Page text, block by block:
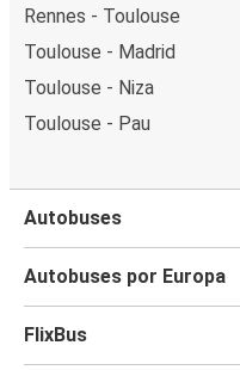
Rennes - Toulouse
Toulouse - Madrid
Toulouse - Niza
Toulouse - Pau
Autobuses
Autobuses por Europa
FlixBus